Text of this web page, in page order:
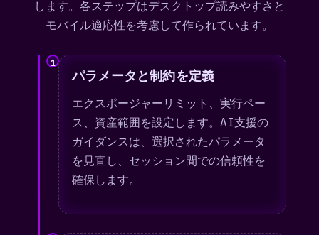
します。各ステップはデスクトップ読みやすさと
モバイル適応性を考慮して作られています。
1
パラメータと制約を定義
エクスポージャーリミット、実行ペー
ス、資産範囲を設定します。AI支援の
ガイダンスは、選択されたパラメータ
を見直し、セッション間での信頼性を
確保します。